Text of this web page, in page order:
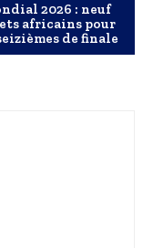
2026 : neuf
africains pour
de finale